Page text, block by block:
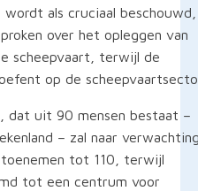
wordt als cruciaal beschouwd,
over het opleggen van
scheepvaart, terwijl de
op de
dat uit 90 mensen bestaat –
– zal naar
tot 110, terwijl
tot een centrum voor